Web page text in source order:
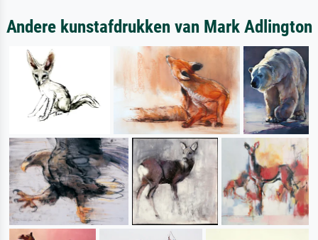
Andere kunstafdrukken van Mark Adlington